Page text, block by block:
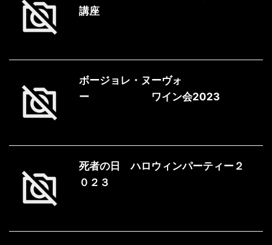
講座
ボージョレ・ヌーヴォ
ー ワイン会2023
死者の日 ハロウィンパーティー２
０２３